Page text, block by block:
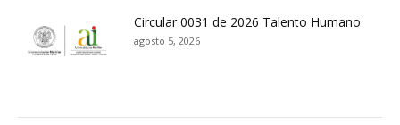
Circular 0031 de 2026 Talento Humano
agosto 5, 2026